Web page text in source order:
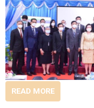
READ MORE